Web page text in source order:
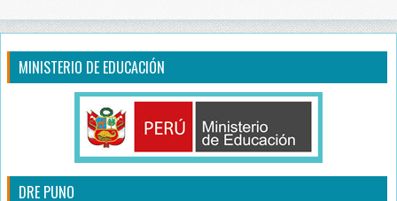
MINISTERIO DE EDUCACIÓN
DRE PUNO